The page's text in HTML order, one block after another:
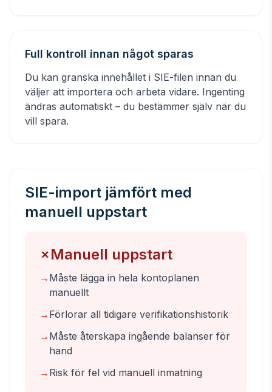
Full kontroll innan något sparas
Du kan granska innehållet i SIE-filen innan du
väljer att importera och arbeta vidare. Ingenting
ändras automatiskt – du bestämmer själv när du
vill spara.
SIE-import jämfört med
manuell uppstart
✗ Manuell uppstart
→ Måste lägga in hela kontoplanen
manuellt
→ Förlorar all tidigare verifikationshistorik
→ Måste återskapa ingående balanser för
hand
→ Risk för fel vid manuell inmatning